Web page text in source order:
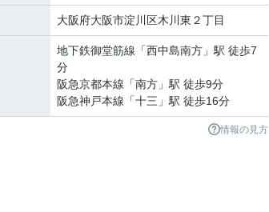
大阪府大阪市淀川区木川東 ２丁目
地下鉄御堂筋線 「西中島南方 」駅 徒歩7
分
阪急京都本線 「南方 」駅 徒歩9分
阪急神戸本線 「十三 」駅 徒歩16分
情報の見方